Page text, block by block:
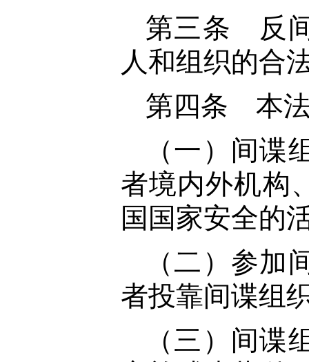
第三条 反
人和组织的合
第四条 本法
（一）间
者境内外机构
国国家安全的
（二）参
者投靠间谍组
（三）间